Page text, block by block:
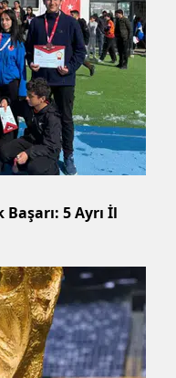
5 Ayrı İl